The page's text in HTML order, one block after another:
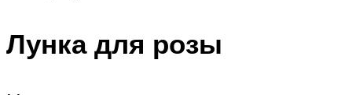
Лунка для розы